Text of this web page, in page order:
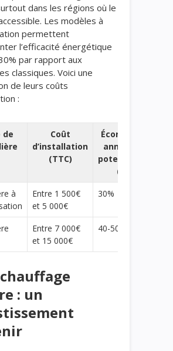
dans les régions où le
Les modèles à
permettent
l’efficacité énergétique
par rapport aux
classiques. Voici une
de leurs coûts
:
de
Coût
d’installation
(TTC)
Économies
annuelles
potentielles
(%)
à
Entre 1 500€
et 5 000€
30%
Entre 7 000€
et 15 000€
40-50%
: un